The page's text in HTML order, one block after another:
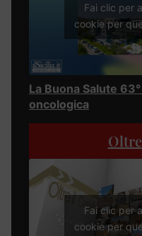
Fai clic per
cookie per
La Buona Salute
oncologica
Fai clic per
cookie per